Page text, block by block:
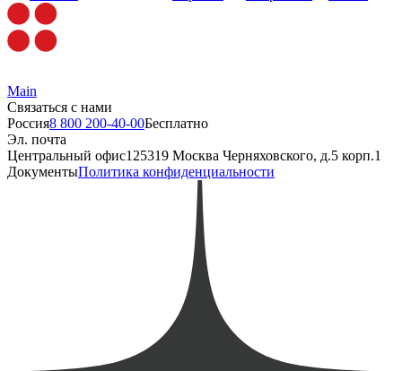
Main
Связаться с нами
Россия8 800 200-40-00Бесплатно
Эл. почта
Центральный офис125319 Москва Черняховского, д.5 корп.1
ДокументыПолитика конфиденциальности